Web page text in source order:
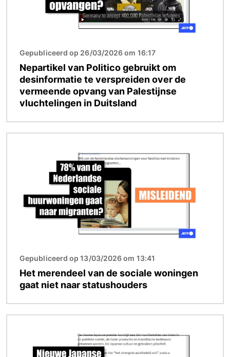
Gepubliceerd op 26/03/2026 om 16:17
Nepartikel van Politico gebruikt om
desinformatie te verspreiden over de
vermeende opvang van Palestijnse
vluchtelingen in Duitsland
Gepubliceerd op 13/03/2026 om 13:41
Het merendeel van de sociale woningen
gaat niet naar statushouders